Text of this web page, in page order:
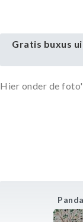
Gratis buxus
Panda
Hier onder de